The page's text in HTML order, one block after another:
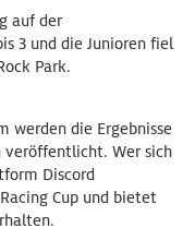
auf der
3 und die Junioren fiel
Park.
werden die Ergebnisse
veröffentlicht. Wer sich
Discord
Cup und bietet